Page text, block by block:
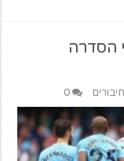
הסדרה
0